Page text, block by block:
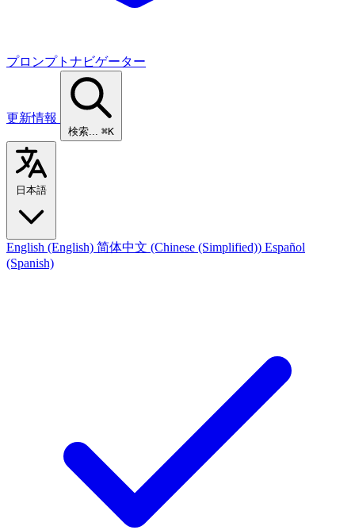
プロンプトナビゲーター
更新情報
検索... ⌘K
日本語
English (English) 简体中文 (Chinese (Simplified)) Español
(Spanish)